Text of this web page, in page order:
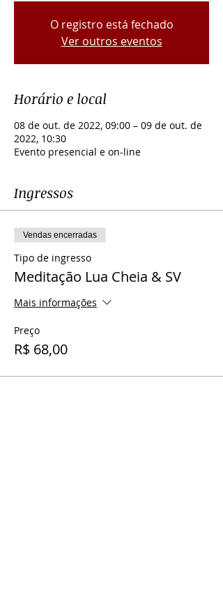
O registro está fechado
Ver outros eventos
Horário e local
08 de out. de 2022, 09:00 – 09 de out. de
2022, 10:30
Evento presencial e on-line
Ingressos
Vendas encerradas
Tipo de ingresso
Meditação Lua Cheia & SV
Mais informações
Preço
R$ 68,00